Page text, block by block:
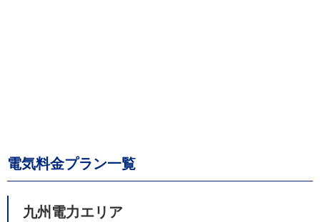
電気料金プラン一覧
九州電力エリア